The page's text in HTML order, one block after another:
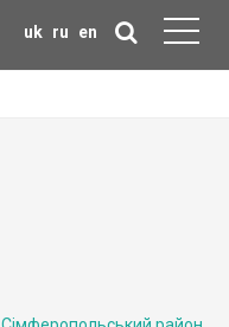
uk ru en